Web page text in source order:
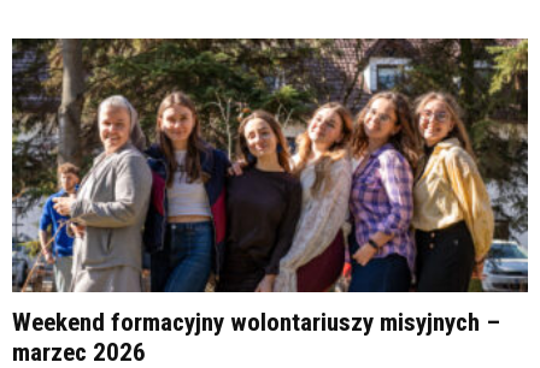
Weekend formacyjny wolontariuszy misyjnych –
marzec 2026